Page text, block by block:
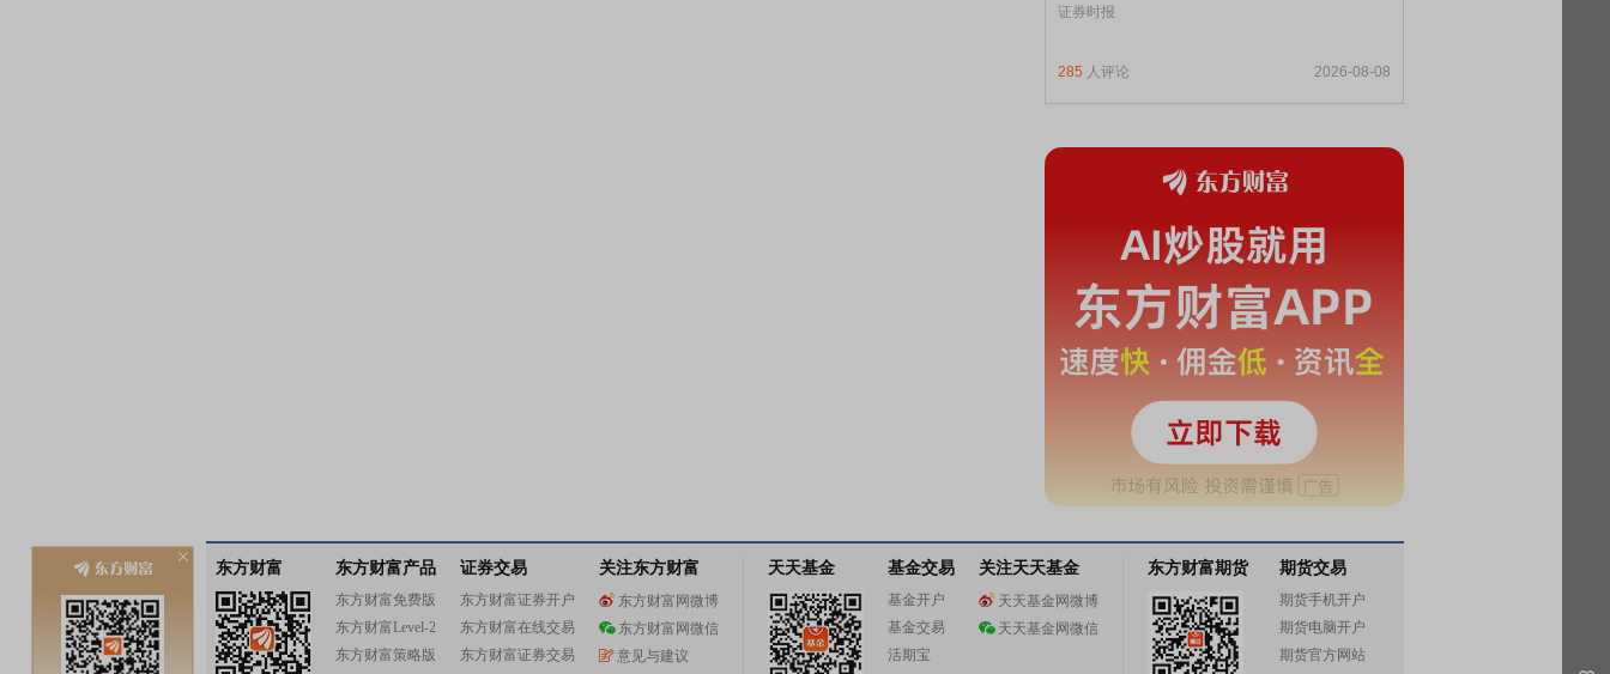
证券时报
285 人评论 2026-08-08
东方财富 东方财富产品
东方财富免费版
东方财富Level-2
东方财富策略版
证券交易
东方财富证券开户
东方财富在线交易
东方财富证券交易
关注东方财富
东方财富网微博
东方财富网微信
意见与建议
天天基金 基金交易
基金开户
基金交易
活期宝
关注天天基金
天天基金网微博
天天基金网微信
东方财富期货 期货交易
期货手机开户
期货电脑开户
期货官方网站